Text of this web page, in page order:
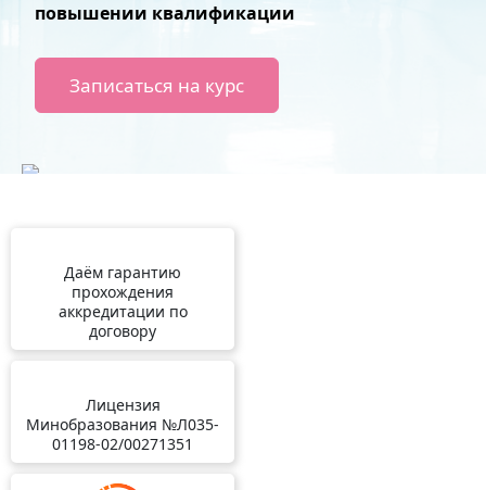
повышении квалификации
Записаться на курс
Даём гарантию
прохождения
аккредитации по
договору
Лицензия
Минобразования №Л035-
01198-02/00271351